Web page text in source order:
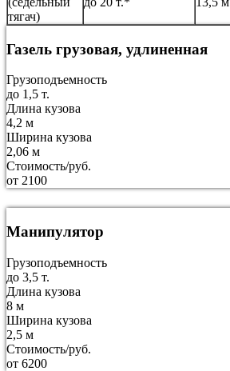
тягач)
Газель грузовая, удлиненная
Грузоподъемность
до 1,5 т.
Длина кузова
4,2 м
Ширина кузова
2,06 м
Стоимость/руб.
от 2100
Манипулятор
Грузоподъемность
до 3,5 т.
Длина кузова
8 м
Ширина кузова
2,5 м
Стоимость/руб.
от 6200